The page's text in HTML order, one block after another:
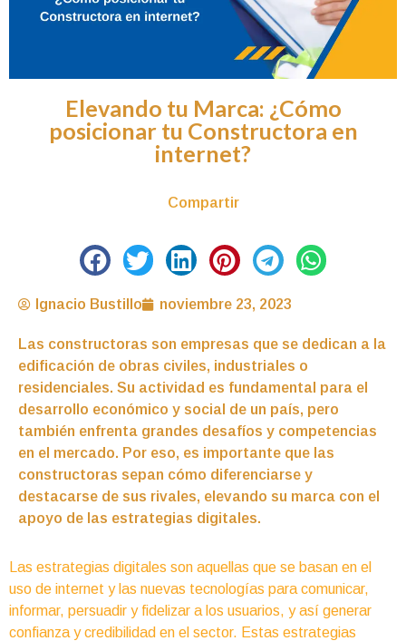
Elevando tu Marca: ¿Cómo
posicionar tu Constructora en
internet?
Compartir
Ignacio Bustillo noviembre 23, 2023
Las constructoras son empresas que se dedican a la
edificación de obras civiles, industriales o
residenciales. Su actividad es fundamental para el
desarrollo económico y social de un país, pero
también enfrenta grandes desafíos y competencias
en el mercado. Por eso, es importante que las
constructoras sepan cómo diferenciarse y
destacarse de sus rivales, elevando su marca con el
apoyo de las estrategias digitales.
Las estrategias digitales son aquellas que se basan en el
uso de internet y las nuevas tecnologías para comunicar,
informar, persuadir y fidelizar a los usuarios, y así generar
confianza y credibilidad en el sector. Estas estrategias